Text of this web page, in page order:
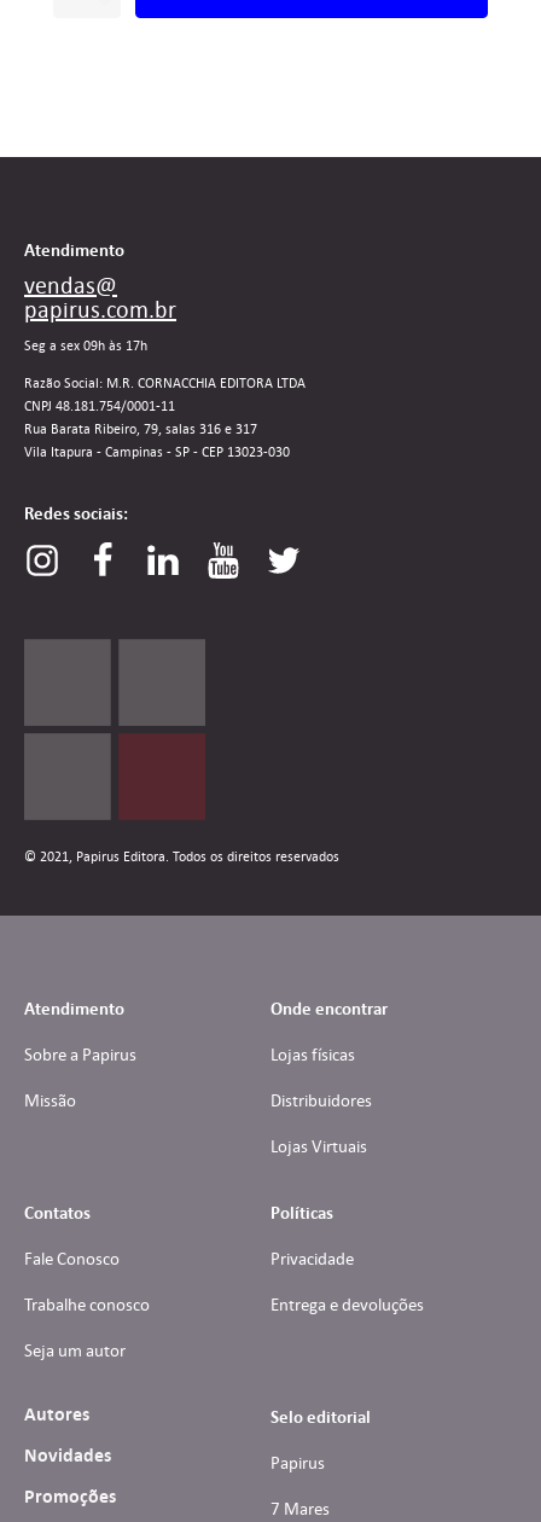
Atendimento
vendas@
papirus.com.br
Seg a sex 09h às 17h
Razão Social: M.R. CORNACCHIA EDITORA LTDA
CNPJ 48.181.754/0001-11
Rua Barata Ribeiro, 79, salas 316 e 317
Vila Itapura - Campinas - SP - CEP 13023-030
Redes sociais:
© 2021, Papirus Editora. Todos os direitos reservados
Atendimento
Sobre a Papirus
Missão
Onde encontrar
Lojas físicas
Distribuidores
Lojas Virtuais
Contatos
Fale Conosco
Trabalhe conosco
Seja um autor
Políticas
Privacidade
Entrega e devoluções
Autores
Novidades
Promoções
Selo editorial
Papirus
7 Mares